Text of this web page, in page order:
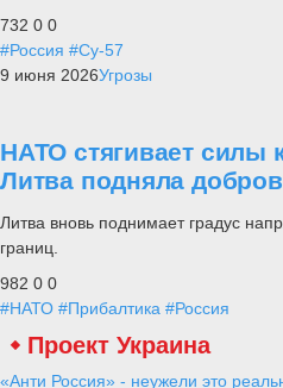
732 0 0
#Россия #Су-57
9 июня 2026Угрозы
НАТО стягивает силы
Литва подняла
Литва вновь поднимает градус
границ.
982 0 0
#НАТО #Прибалтика #Россия
Проект Украина
«Анти Россия» - неужели это